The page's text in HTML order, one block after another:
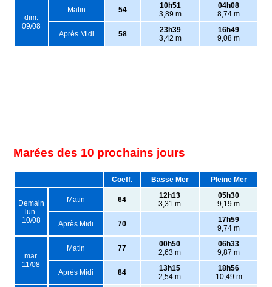
dim.
09/08
Matin 54
10h51
3,89 m
04h08
8,74 m
Après Midi 58
23h39
3,42 m
16h49
9,08 m
Marées des 10 prochains jours
Coeff. Basse Mer Pleine Mer
Demain
lun.
10/08
Matin 64
12h13
3,31 m
05h30
9,19 m
Après Midi 70
17h59
9,74 m
mar.
11/08
Matin 77
00h50
2,63 m
06h33
9,87 m
Après Midi 84
13h15
2,54 m
18h56
10,49 m